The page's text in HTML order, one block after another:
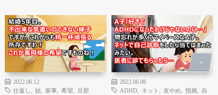
2022.06.12
仕返し
姑 家事 希望 旦那
2022.06.08
ADHD
ネット 友やめ 指摘
自